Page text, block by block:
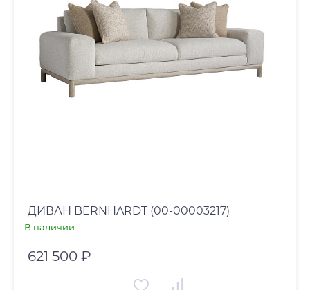
ДИВАН BERNHARDT (00-00003217)
В наличии
621 500 ₽